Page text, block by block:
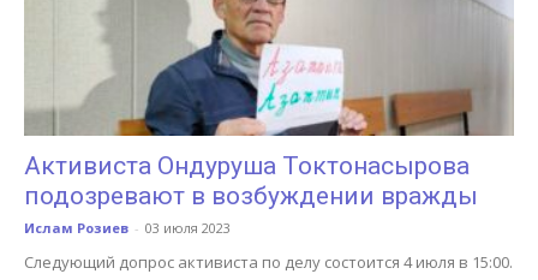
Активиста Ондуруша Токтонасырова
подозревают в возбуждении вражды
Ислам Розиев - 03 июля 2023
Следующий допрос активиста по делу состоится 4 июля в 15:00.